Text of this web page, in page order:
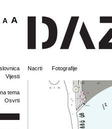
A A
Vijesti
tema
Osvrti
Nacrti Fotografije